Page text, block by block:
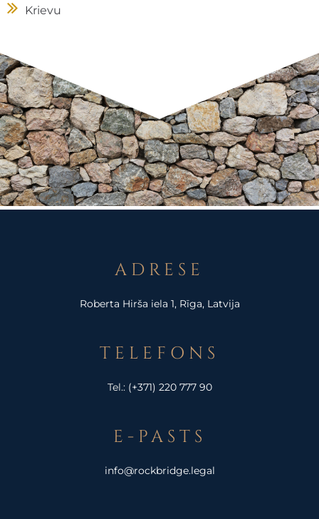
Krievu
ADRESE
Roberta Hirša iela 1, Rīga, Latvija
TELEFONS
Tel.: (+371) 220 777 90
E-PASTS
info@rockbridge.legal